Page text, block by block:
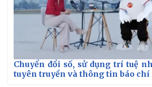
Chuyển đổi số, sử dụng trí tuệ
tuyên truyền và thông tin báo chí